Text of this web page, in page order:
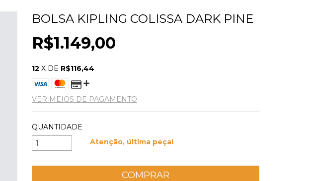
BOLSA KIPLING COLISSA DARK PINE
R$1.149,00
12 X DE R$116,44
VER MEIOS DE PAGAMENTO
QUANTIDADE
Atenção, última peça!